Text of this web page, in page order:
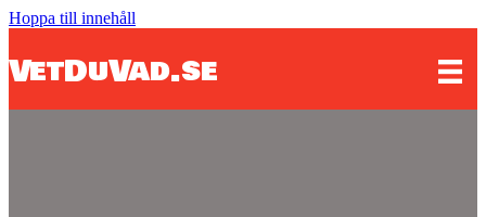
Hoppa till innehåll
VetDuVad.se